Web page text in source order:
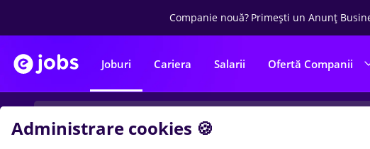
Companie nouă? Primești un Anunț
Joburi Cariera Salarii Ofertă Companii
Administrare cookies 🍪